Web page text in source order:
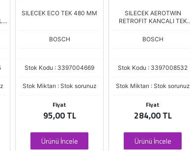
SILECEK ECO TEK 480 MM
BOSCH
Stok Kodu : 3397004669
Stok Miktarı : Stok sorunuz
Fiyat
95,00 TL
Ürünü İncele
SILECEK AEROTWIN
RETROFIT KANCALI TEK
BOSCH
Stok Kodu : 3397008532
Stok Miktarı : Stok sorunuz
Fiyat
284,00 TL
Ürünü İncele